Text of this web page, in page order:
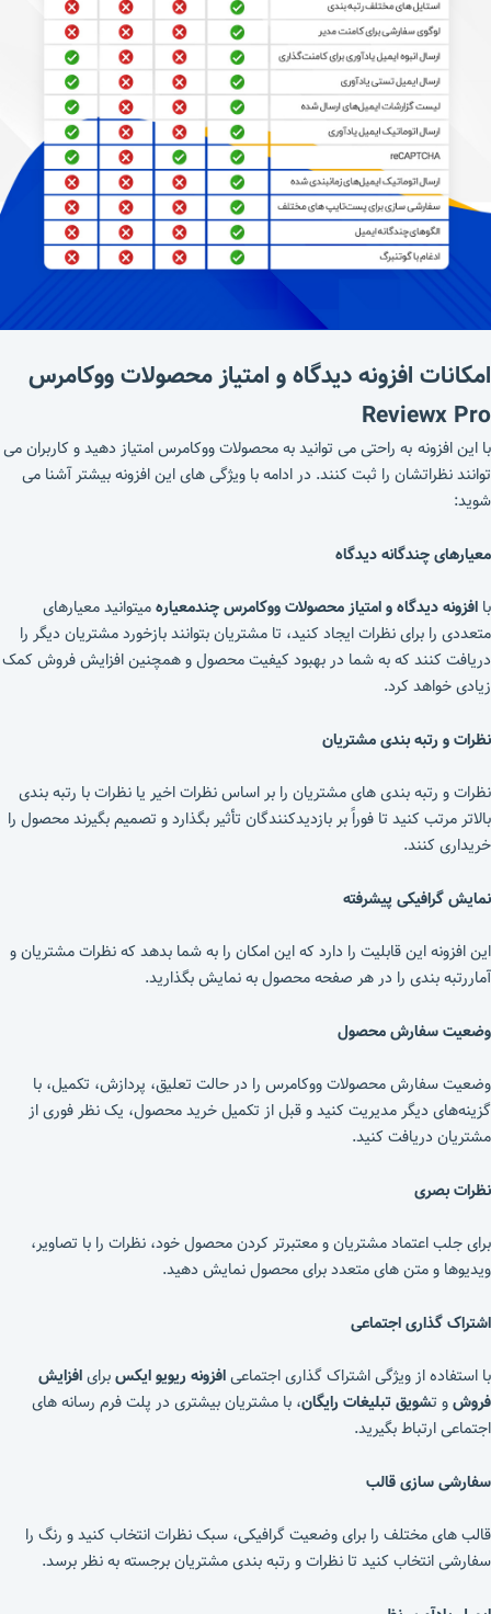
امکانات افزونه دیدگاه و امتیاز محصولات ووکامرس
Reviewx Pro
با این افزونه به راحتی می توانید به محصولات ووکامرس امتیاز دهید و کاربران می
توانند نظراتشان را ثبت کنند. در ادامه با ویژگی های این افزونه بیشتر آشنا می
شوید:
معیارهای چندگانه دیدگاه
با افزونه دیدگاه و امتیاز محصولات ووکامرس چندمعیارهمیتوانید معیارهای
متعددی را برای نظرات ایجاد کنید، تا مشتریان بتوانند بازخورد مشتریان دیگر را
دریافت کنند که به شما در بهبود کیفیت محصول و همچنین افزایش فروش کمک
زیادی خواهد کرد.
نظرات و رتبه بندی مشتریان
نظرات و رتبه‌ بندی‌ های مشتریان را بر اساس نظرات اخیر یا نظرات با رتبه‌ بندی
بالاتر مرتب کنید تا فوراً بر بازدیدکنندگان تأثیر بگذارد و تصمیم بگیرند محصول را
خریداری کنند.
نمایش گرافیکی پیشرفته
این افزونه این قابلیت را دارد که این امکان را به شما بدهد که نظرات مشتریان و
آماررتبه بندی را در هر صفحه محصول به نمایش بگذارید.
وضعیت سفارش محصول
وضعیت سفارش محصولات ووکامرس را در حالت تعلیق، پردازش، تکمیل، با
گزینه‌های دیگر مدیریت کنید و قبل از تکمیل خرید محصول، یک نظر فوری از
مشتریان دریافت کنید.
نظرات بصری
برای جلب اعتماد مشتریان و معتبرتر کردن محصول خود، نظرات را با تصاویر،
ویدیوها و متن های متعدد برای محصول نمایش دهید.
اشتراک گذاری اجتماعی
با استفاده از ویژگی اشتراک گذاری اجتماعیافزونه ریویو ایکسبرایافزایش
فروشو تشویق تبلیغات رایگان، با مشتریان بیشتری در پلت فرم رسانه های
اجتماعی ارتباط بگیرید.
سفارشی سازی قالب
قالب های مختلف را برای وضعیت گرافیکی، سبک نظرات انتخاب کنید و رنگ را
سفارشی انتخاب کنید تا نظرات و رتبه بندی مشتریان برجسته به نظر برسد.